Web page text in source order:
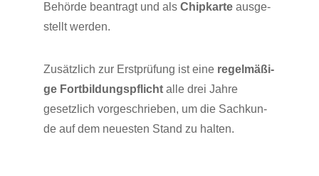
Behör­de bean­tragt und als Chip­kar­teaus­ge­
stellt werden.
Zusätz­lich zur Erst­prü­fung ist eine regel­mä­ßi­
ge Fort­bil­dungs­pflichtalle drei Jah­re
gesetz­lich vor­ge­schrie­ben, um die Sach­kun­
de auf dem neu­es­ten Stand zu halten.